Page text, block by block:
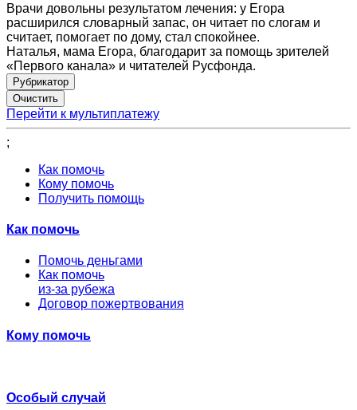
Врачи довольны результатом лечения: у Егора
расширился словарный запас, он читает по слогам и
считает, помогает по дому, стал спокойнее.
Наталья, мама Егора, благодарит за помощь зрителей
«Первого канала» и читателей Русфонда.
Рубрикатор
Перейти к мультиплатежу
;
Как помочь
Кому помочь
Получить помощь
Как помочь
Помочь деньгами
Как помочь
из-за рубежа
Договор пожертвования
Кому помочь
Особый случай